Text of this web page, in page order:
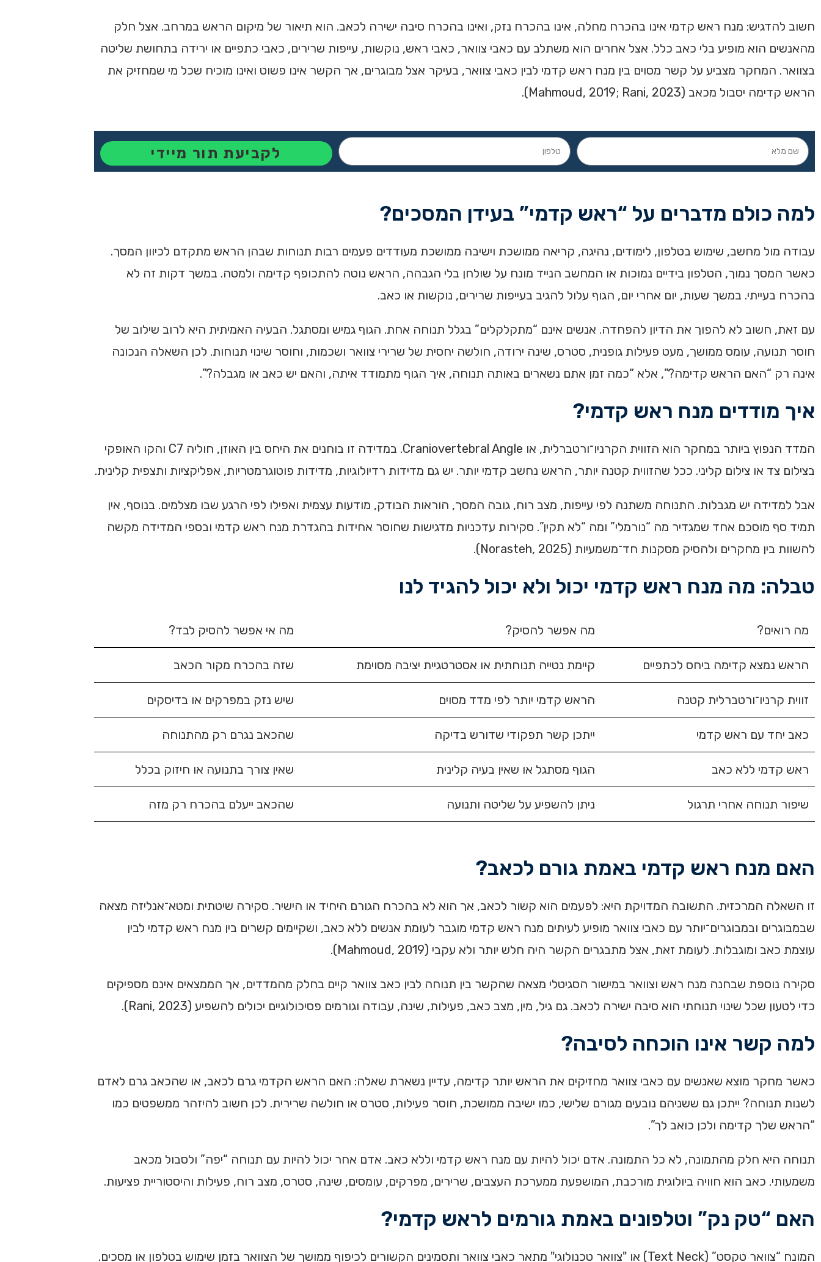
חשוב להדגיש: מנח ראש קדמי אינו בהכרח מחלה, אינו בהכרח נזק, ואינו בהכרח סיבה ישירה לכאב. הוא תיאור של מיקום הראש במרחב. אצל חלק
מהאנשים הוא מופיע בלי כאב כלל. אצל אחרים הוא משתלב עם כאבי צוואר, כאבי ראש, נוקשות, עייפות שרירים, כאבי כתפיים או ירידה בתחושת שליטה
בצוואר. המחקר מצביע על קשר מסוים בין מנח ראש קדמי לבין כאבי צוואר, בעיקר אצל מבוגרים, אך הקשר אינו פשוט ואינו מוכיח שכל מי שמחזיק את
הראש קדימה יסבול מכאב (Mahmoud, 2019; Rani, 2023).
לקביעת תור מיידי
למה כולם מדברים על “ראש קדמי” בעידן המסכים?
עבודה מול מחשב, שימוש בטלפון, לימודים, נהיגה, קריאה ממושכת וישיבה ממושכת מעודדים פעמים רבות תנוחות שבהן הראש מתקדם לכיוון המסך.
כאשר המסך נמוך, הטלפון בידיים נמוכות או המחשב הנייד מונח על שולחן בלי הגבהה, הראש נוטה להתכופף קדימה ולמטה. במשך דקות זה לא
בהכרח בעייתי. במשך שעות, יום אחרי יום, הגוף עלול להגיב בעייפות שרירים, נוקשות או כאב.
עם זאת, חשוב לא להפוך את הדיון להפחדה. אנשים אינם “מתקלקלים” בגלל תנוחה אחת. הגוף גמיש ומסתגל. הבעיה האמיתית היא לרוב שילוב של
חוסר תנועה, עומס ממושך, מעט פעילות גופנית, סטרס, שינה ירודה, חולשה יחסית של שרירי צוואר ושכמות, וחוסר שינוי תנוחות. לכן השאלה הנכונה
אינה רק “האם הראש קדימה?”, אלא “כמה זמן אתם נשארים באותה תנוחה, איך הגוף מתמודד איתה, והאם יש כאב או מגבלה?”.
איך מודדים מנח ראש קדמי?
המדד הנפוץ ביותר במחקר הוא הזווית הקרניו־ורטברלית, או Craniovertebral Angle. במדידה זו בוחנים את היחס בין האוזן, חוליה C7 והקו האופקי
בצילום צד או צילום קליני. ככל שהזווית קטנה יותר, הראש נחשב קדמי יותר. יש גם מדידות רדיולוגיות, מדידות פוטוגרמטריות, אפליקציות ותצפית קלינית.
אבל למדידה יש מגבלות. התנוחה משתנה לפי עייפות, מצב רוח, גובה המסך, הוראות הבודק, מודעות עצמית ואפילו לפי הרגע שבו מצלמים. בנוסף, אין
תמיד סף מוסכם אחד שמגדיר מה “נורמלי” ומה “לא תקין”. סקירות עדכניות מדגישות שחוסר אחידות בהגדרת מנח ראש קדמי ובספי המדידה מקשה
להשוות בין מחקרים ולהסיק מסקנות חד־משמעיות (Norasteh, 2025).
טבלה: מה מנח ראש קדמי יכול ולא יכול להגיד לנו
מה רואים? מה אפשר להסיק? מה אי אפשר להסיק לבד?
הראש נמצא קדימה ביחס לכתפיים קיימת נטייה תנוחתית או אסטרטגיית יציבה מסוימת שזה בהכרח מקור הכאב
זווית קרניו־ורטברלית קטנה הראש קדמי יותר לפי מדד מסוים שיש נזק במפרקים או בדיסקים
כאב יחד עם ראש קדמי ייתכן קשר תפקודי שדורש בדיקה שהכאב נגרם רק מהתנוחה
ראש קדמי ללא כאב הגוף מסתגל או שאין בעיה קלינית שאין צורך בתנועה או חיזוק בכלל
שיפור תנוחה אחרי תרגול ניתן להשפיע על שליטה ותנועה שהכאב ייעלם בהכרח רק מזה
האם מנח ראש קדמי באמת גורם לכאב?
זו השאלה המרכזית. התשובה המדויקת היא: לפעמים הוא קשור לכאב, אך הוא לא בהכרח הגורם היחיד או הישיר. סקירה שיטתית ומטא־אנליזה מצאה
שבמבוגרים ובמבוגרים־יותר עם כאבי צוואר מופיע לעיתים מנח ראש קדמי מוגבר לעומת אנשים ללא כאב, ושקיימים קשרים בין מנח ראש קדמי לבין
עוצמת כאב ומוגבלות. לעומת זאת, אצל מתבגרים הקשר היה חלש יותר ולא עקבי (Mahmoud, 2019).
סקירה נוספת שבחנה מנח ראש וצוואר במישור הסגיטלי מצאה שהקשר בין תנוחה לבין כאב צוואר קיים בחלק מהמדדים, אך הממצאים אינם מספיקים
כדי לטעון שכל שינוי תנוחתי הוא סיבה ישירה לכאב. גם גיל, מין, מצב כאב, פעילות, שינה, עבודה וגורמים פסיכולוגיים יכולים להשפיע (Rani, 2023).
למה קשר אינו הוכחה לסיבה?
כאשר מחקר מוצא שאנשים עם כאבי צוואר מחזיקים את הראש יותר קדימה, עדיין נשארת שאלה: האם הראש הקדמי גרם לכאב, או שהכאב גרם לאדם
לשנות תנוחה? ייתכן גם ששניהם נובעים מגורם שלישי, כמו ישיבה ממושכת, חוסר פעילות, סטרס או חולשה שרירית. לכן חשוב להיזהר ממשפטים כמו
“הראש שלך קדימה ולכן כואב לך”.
תנוחה היא חלק מהתמונה, לא כל התמונה. אדם יכול להיות עם מנח ראש קדמי וללא כאב. אדם אחר יכול להיות עם תנוחה “יפה” ולסבול מכאב
משמעותי. כאב הוא חוויה ביולוגית מורכבת, המושפעת ממערכת העצבים, שרירים, מפרקים, עומסים, שינה, סטרס, מצב רוח, פעילות והיסטוריית פציעות.
האם “טק נק” וטלפונים באמת גורמים לראש קדמי?
המונח “צוואר טקסט” (Text Neck) או "צוואר טכנולוגי" מתאר כאבי צוואר ותסמינים הקשורים לכיפוף ממושך של הצוואר בזמן שימוש בטלפון או מסכים.